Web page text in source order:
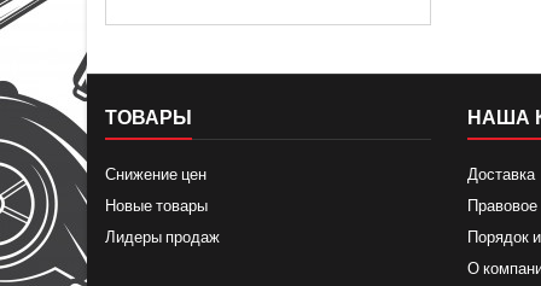
ТОВАРЫ
Снижение цен
Новые товары
Лидеры продаж
НАША
Доставка
Порядок
О